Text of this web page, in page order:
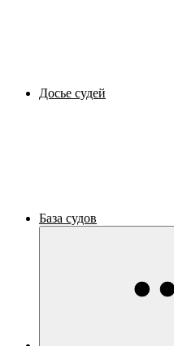
Досье судей
База судов